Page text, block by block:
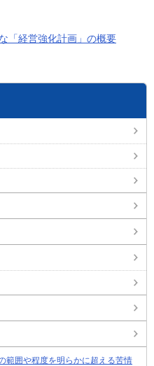
「経営強化計画」の概要
の範囲や程度を明らかに超える苦情